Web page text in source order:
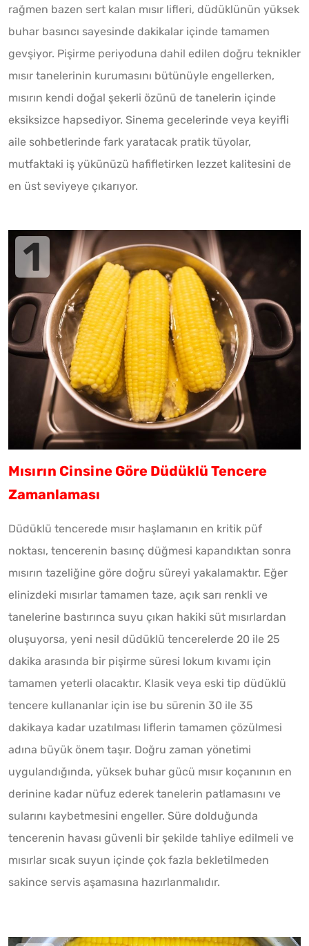
rağmen bazen sert kalan mısır lifleri, düdüklünün yüksek
buhar basıncı sayesinde dakikalar içinde tamamen
gevşiyor. Pişirme periyoduna dahil edilen doğru teknikler
mısır tanelerinin kurumasını bütünüyle engellerken,
mısırın kendi doğal şekerli özünü de tanelerin içinde
eksiksizce hapsediyor. Sinema gecelerinde veya keyifli
aile sohbetlerinde fark yaratacak pratik tüyolar,
mutfaktaki iş yükünüzü hafifletirken lezzet kalitesini de
en üst seviyeye çıkarıyor.
Mısırın Cinsine Göre Düdüklü Tencere
Zamanlaması
Düdüklü tencerede mısır haşlamanın en kritik püf
noktası, tencerenin basınç düğmesi kapandıktan sonra
mısırın tazeliğine göre doğru süreyi yakalamaktır. Eğer
elinizdeki mısırlar tamamen taze, açık sarı renkli ve
tanelerine bastırınca suyu çıkan hakiki süt mısırlardan
oluşuyorsa, yeni nesil düdüklü tencerelerde 20 ile 25
dakika arasında bir pişirme süresi lokum kıvamı için
tamamen yeterli olacaktır. Klasik veya eski tip düdüklü
tencere kullananlar için ise bu sürenin 30 ile 35
dakikaya kadar uzatılması liflerin tamamen çözülmesi
adına büyük önem taşır. Doğru zaman yönetimi
uygulandığında, yüksek buhar gücü mısır koçanının en
derinine kadar nüfuz ederek tanelerin patlamasını ve
sularını kaybetmesini engeller. Süre dolduğunda
tencerenin havası güvenli bir şekilde tahliye edilmeli ve
mısırlar sıcak suyun içinde çok fazla bekletilmeden
sakince servis aşamasına hazırlanmalıdır.